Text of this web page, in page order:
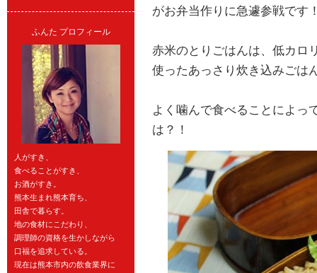
がお弁当作りに急遽参戦です
赤米のとりごはんは、低カロ
使ったあっさり炊き込みごは
よく噛んで食べることによっ
は？！
ふんた プロフィール
人がすき、
食べることがすき、
お酒がすき。
熊本生まれ熊本育ち、
田舎で暮らす。
地の食材にこだわり、
調理師の資格を生かしながら
口福を追求している。
現在は熊本市内の飲食業界に